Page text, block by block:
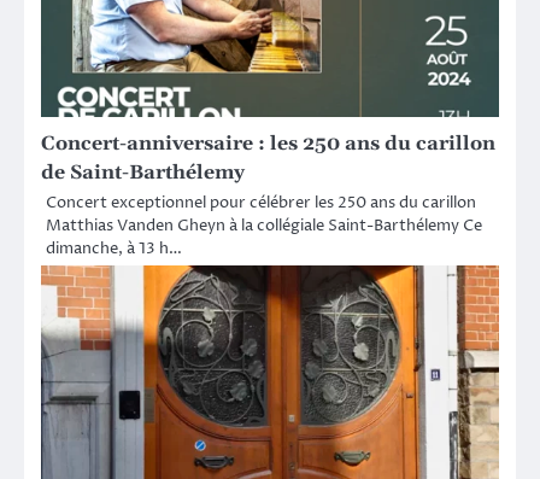
Concert-anniversaire : les 250 ans du carillon
de Saint-Barthélemy
Concert exceptionnel pour célébrer les 250 ans du carillon
Matthias Vanden Gheyn à la collégiale Saint-Barthélemy Ce
dimanche, à 13 h…